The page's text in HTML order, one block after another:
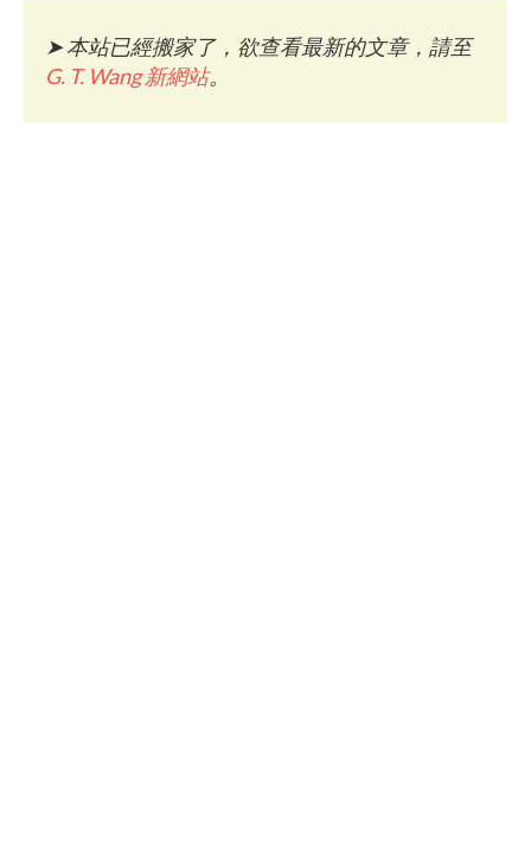
➤本站已經搬家了，欲查看最新的文章，請至
G. T. Wang 新網站。